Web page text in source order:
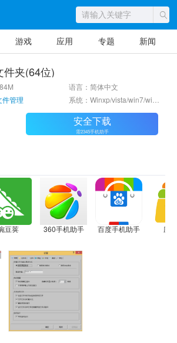
游戏 应用 专题 新闻
件夹(64位)
语言：简体中文
件管理
安全下载
需2345手机助手
豆荚 360手机助手 百度手机助手 应